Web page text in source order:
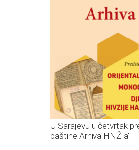
U Sarajevu u četvrtak
baštine Arhiva HNŽ-a'